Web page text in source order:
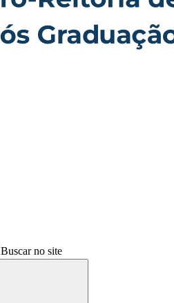
Buscar no site